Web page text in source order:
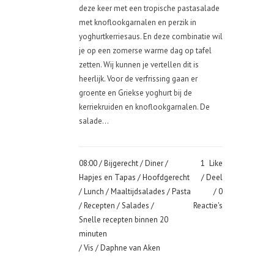
deze keer met een tropische pastasalade
met knoflookgarnalen en perzik in
yoghurtkerriesaus. En deze combinatie wil
je op een zomerse warme dag op tafel
zetten. Wij kunnen je vertellen dit is
heerlijk. Voor de verfrissing gaan er
groente en Griekse yoghurt bij de
kerriekruiden en knoflookgarnalen. De
salade...
08:00 /Bijgerecht/Diner/
Hapjes en Tapas /Hoofdgerecht
/Lunch /Maaltijdsalades /Pasta
/Recepten /Salades /
Snelle recepten binnen 20
minuten
/Vis / Daphne van Aken
1 Like
Deel
0
Reactie's